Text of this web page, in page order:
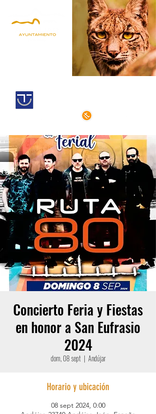
Concierto Feria y Fiestas
en honor a San Eufrasio
2024
dom, 08 sept
  |
Andújar
Horario y ubicación
08 sept 2024, 0:00